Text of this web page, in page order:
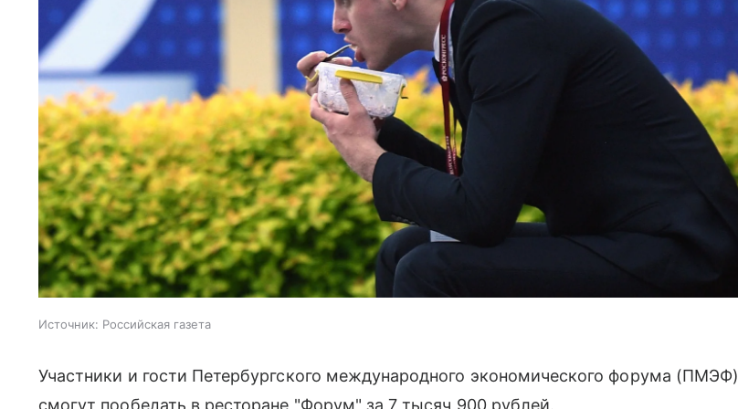
Источник: Российская газета
Участники и гости Петербургского международного экономического форума (ПМЭФ)
смогут пообедать в ресторане "Форум" за 7 тысяч 900 рублей.